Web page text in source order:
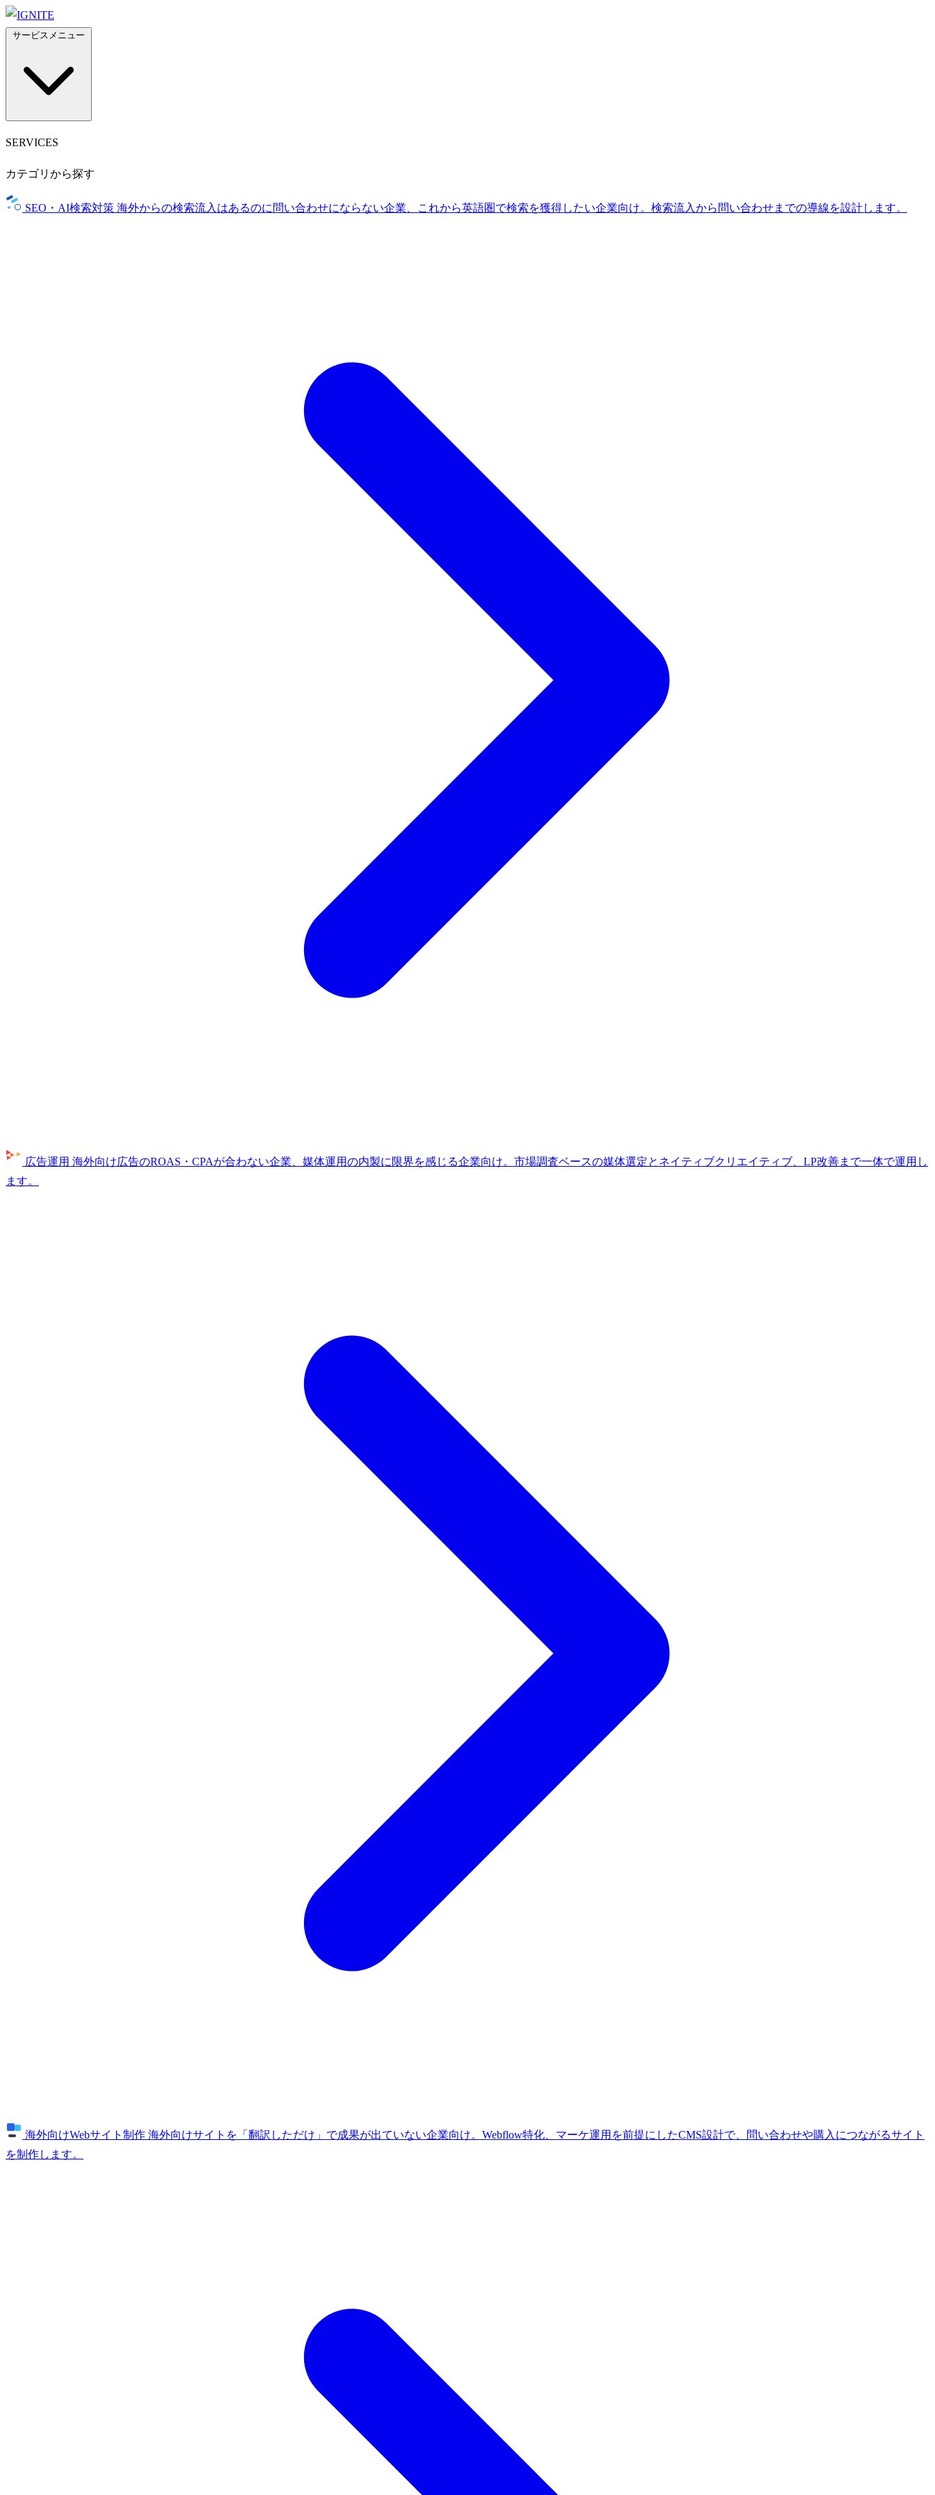
SERVICES
カテゴリから探す
SEO・AI検索対策 海外からの検索流入はあるのに問い合わせにならない企業、これから英語圏で検索を獲得したい企業向け。検索流入から問い合わせまでの導線を設計します。
広告運用 海外向け広告のROAS・CPAが合わない企業、媒体運用の内製に限界を感じる企業向け。市場調査ベースの媒体選定とネイティブクリエイティブ、LP改善まで一体で運用し
ます。
海外向けWebサイト制作 海外向けサイトを「翻訳しただけ」で成果が出ていない企業向け。Webflow特化、マーケ運用を前提にしたCMS設計で、問い合わせや購入につながるサイト
を制作します。